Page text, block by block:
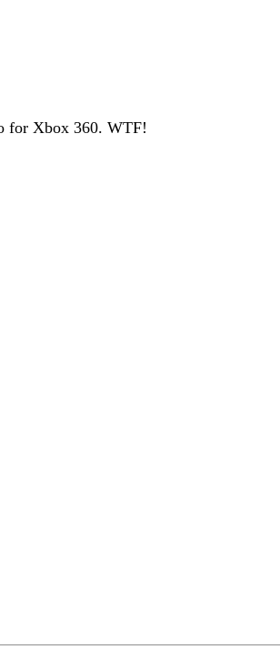
for Xbox 360. WTF!